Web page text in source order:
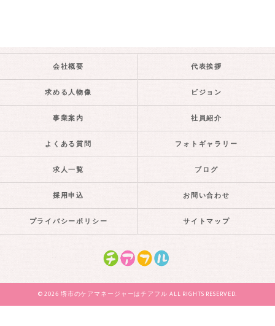
会社概要 代表挨拶
求める人物像 ビジョン
事業案内 社員紹介
よくある質問 フォトギャラリー
求人一覧 ブログ
採用申込 お問い合わせ
プライバシーポリシー サイトマップ
© 2026 堺市のケアマネージャーはチアフル ALL RIGHTS RESERVED.